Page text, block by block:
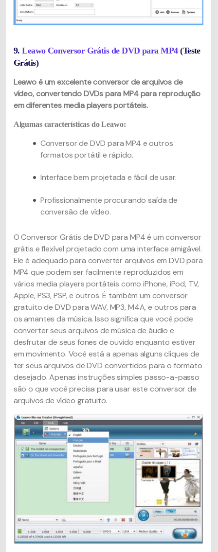
9.Leawo Conversor Grátis de DVD para MP4(Teste
Grátis)
Leawo é um excelente conversor de arquivos de
vídeo, convertendo DVDs para MP4 para reprodução
em diferentes media players portáteis.
Algumas características do Leawo:
Conversor de DVD para MP4 e outros
formatos portátil e rápido.
Interface bem projetada e fácil de usar.
Profissionalmente procurando saída de
conversão de vídeo.
O Conversor Grátis de DVD para MP4 é um conversor
grátis e flexível projetado com uma interface amigável.
Ele é adequado para converter arquivos em DVD para
MP4 que podem ser facilmente reproduzidos em
vários media players portáteis como iPhone, iPod, TV,
Apple, PS3, PSP, e outros. É também um conversor
gratuito de DVD para WAV, MP3, M4A, e outros para
os amantes da música. Isso significa que você pode
converter seus arquivos de música de áudio e
desfrutar de seus fones de ouvido enquanto estiver
em movimento. Você está a apenas alguns cliques de
ter seus arquivos de DVD convertidos para o formato
desejado. Apenas instruções simples passo-a-passo
são o que você precisa para usar este conversor de
arquivos de vídeo gratuito.